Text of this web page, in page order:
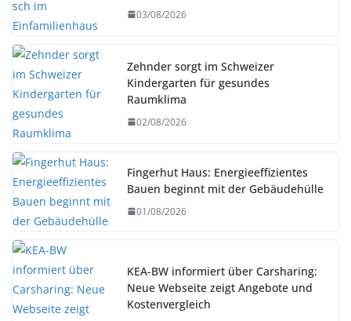
03/08/2026
Zehnder sorgt im Schweizer
Kindergarten für gesundes
Raumklima
02/08/2026
Fingerhut Haus: Energieeffizientes
Bauen beginnt mit der Gebäudehülle
01/08/2026
KEA-BW informiert über Carsharing:
Neue Webseite zeigt Angebote und
Kostenvergleich